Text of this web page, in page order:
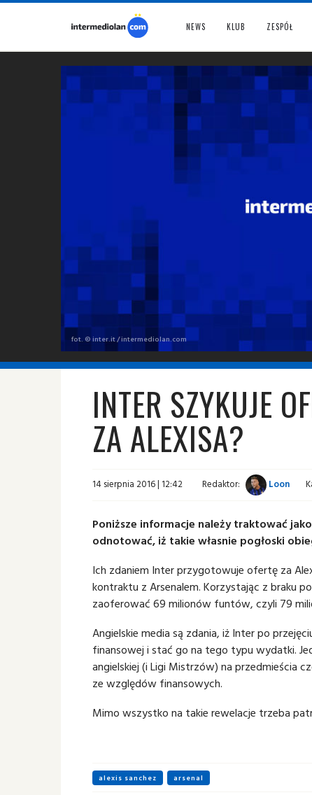
NEWS KLUB ZESPÓŁ
fot. © inter.it / intermediolan.com
INTER SZYKUJE
ZA ALEXISA?
14 sierpnia 2016 | 12:42 Redaktor: Loon
Poniższe informacje należy traktować
odnotować, iż takie własnie pogłoski
Ich zdaniem Inter przygotowuje ofertę za
kontraktu z Arsenalem. Korzystając z braku
zaoferować 69 milionów funtów, czyli 79
Angielskie media są zdania, iż Inter po
finansowej i stać go na tego typu wydatki.
angielskiej (i Ligi Mistrzów) na przedmieścia
ze względów finansowych.
Mimo wszystko na takie rewelacje trzeba
alexis sanchez arsenal